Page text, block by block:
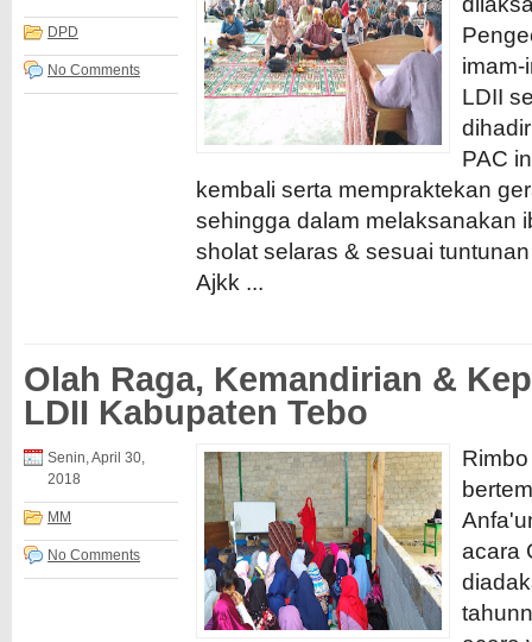
DPD
No Comments
imam-
LDII
PAC
kembali serta mempraktekan
sehingga dalam melaksanakan
sholat selaras & sesuai
Ajkk ...
Olah Raga, Kemandirian &
LDII Kabupaten Tebo
Senin, April 30,
2018
MM
No Comments
acara